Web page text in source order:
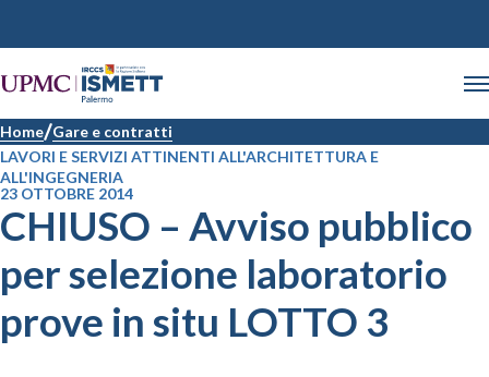
Home Gare e contratti
LAVORI E SERVIZI ATTINENTI ALL'ARCHITETTURA E
ALL'INGEGNERIA
23 OTTOBRE 2014
CHIUSO – Avviso pubblico
per selezione laboratorio
prove in situ LOTTO 3